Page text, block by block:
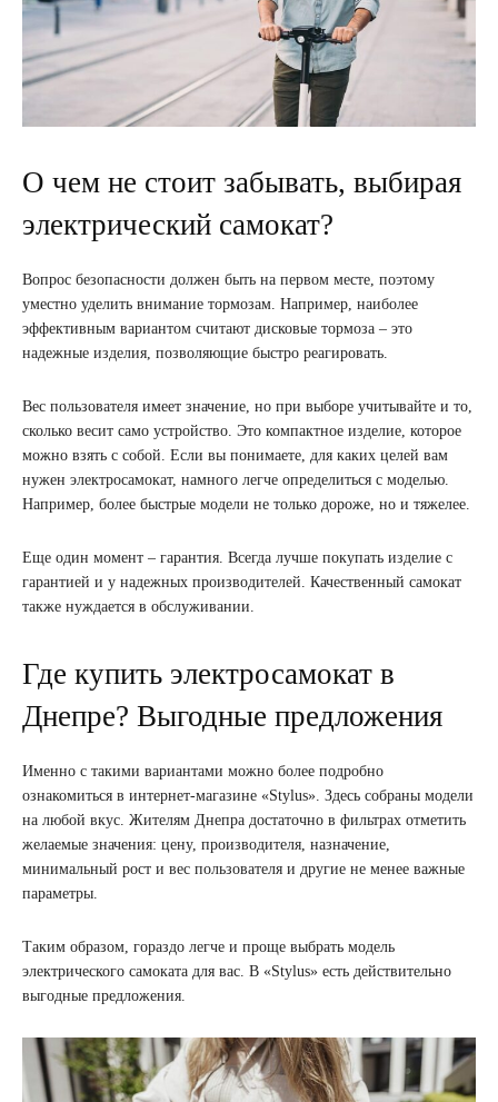
О чем не стоит забывать, выбирая
электрический самокат?
Вопрос безопасности должен быть на первом месте, поэтому
уместно уделить внимание тормозам. Например, наиболее
эффективным вариантом считают дисковые тормоза – это
надежные изделия, позволяющие быстро реагировать.
Вес пользователя имеет значение, но при выборе учитывайте и то,
сколько весит само устройство. Это компактное изделие, которое
можно взять с собой. Если вы понимаете, для каких целей вам
нужен электросамокат, намного легче определиться с моделью.
Например, более быстрые модели не только дороже, но и тяжелее.
Еще один момент – гарантия. Всегда лучше покупать изделие с
гарантией и у надежных производителей. Качественный самокат
также нуждается в обслуживании.
Где купить электросамокат в
Днепре? Выгодные предложения
Именно с такими вариантами можно более подробно
ознакомиться в интернет-магазине «Stylus». Здесь собраны модели
на любой вкус. Жителям Днепра достаточно в фильтрах отметить
желаемые значения: цену, производителя, назначение,
минимальный рост и вес пользователя и другие не менее важные
параметры.
Таким образом, гораздо легче и проще выбрать модель
электрического самоката для вас. В «Stylus» есть действительно
выгодные предложения.